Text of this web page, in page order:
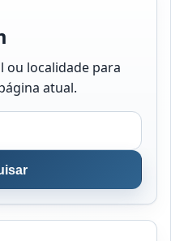
ou localidade para
atual.